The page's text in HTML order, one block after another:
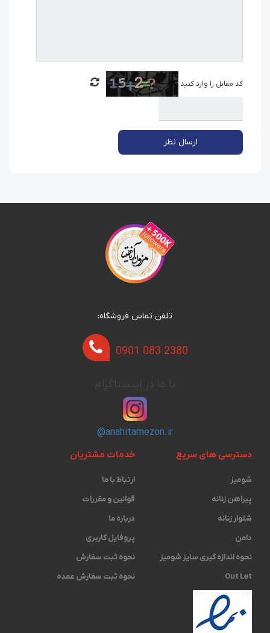
کد مقابل را وارد کنید
ارسال نظر
تلفن تماس فروشگاه:
0901 083 2380
@anahitamezon.ir
دسترسی های سریع
شومیز
پیراهن زنانه
شلوار زنانه
دامن
نحوه اندازه گیری ‫سایز شومیز
Out Let
خدمات مشتریان
ارتباط با ما
قوانین و مقررات
درباره ما
پروفایل کاربری
نحوه ثبت سفارش
نحوه ثبت سفارش عمده